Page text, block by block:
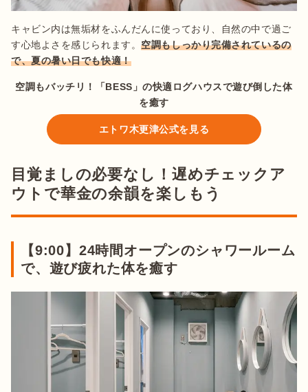
キャビン内は無垢材をふんだんに使っており、自然の中で過ご
す心地よさを感じられます。空調もしっかり完備されているの
で、夏の暑い日でも快適！
空調もバッチリ！「BESS」の快適ログハウスで遊び倒した体
を癒す
エトワ木更津公式を見る
目覚ましの必要なし！遅めチェックア
ウトで華金の余韻を楽しもう
【9:00】24時間オープンのシャワールーム
で、遊び疲れた体を癒す